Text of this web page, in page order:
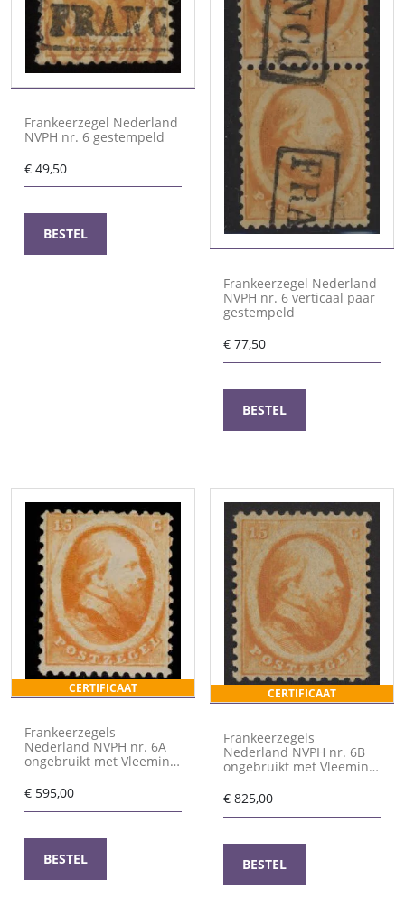
Frankeerzegel Nederland
NVPH nr. 6 gestempeld
€ 49,50
BESTEL
Frankeerzegel Nederland
NVPH nr. 6 verticaal paar
gestempeld
€ 77,50
BESTEL
CERTIFICAAT
Frankeerzegels
Nederland NVPH nr. 6A
ongebruikt met Vleeming
€ 595,00
BESTEL
CERTIFICAAT
Frankeerzegels
Nederland NVPH nr. 6B
ongebruikt met Vleeming
€ 825,00
BESTEL